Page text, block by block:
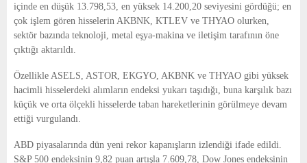
N
U
içinde en düşük 13.798,53, en yüksek 14.200,20 seviyesini gördüğü; en
çok işlem gören hisselerin AKBNK, KTLEV ve THYAO olurken,
sektör bazında teknoloji, metal eşya-makina ve iletişim tarafının öne
çıktığı aktarıldı.
Özellikle ASELS, ASTOR, EKGYO, AKBNK ve THYAO gibi yüksek
hacimli hisselerdeki alımların endeksi yukarı taşıdığı, buna karşılık bazı
küçük ve orta ölçekli hisselerde taban hareketlerinin görülmeye devam
ettiği vurgulandı.
ABD piyasalarında dün yeni rekor kapanışların izlendiği ifade edildi.
S&P 500 endeksinin 9,82 puan artışla 7.609,78, Dow Jones endeksinin